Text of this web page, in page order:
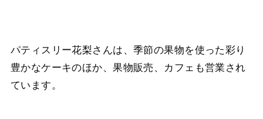
パティスリー花梨さんは、季節の果物を使った彩り
豊かなケーキのほか、果物販売、カフェも営業され
ています。